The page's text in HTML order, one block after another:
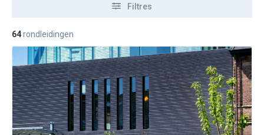
Filtres
64rondleidingen